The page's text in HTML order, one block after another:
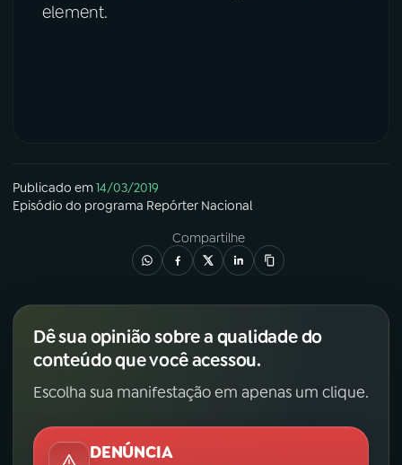
element.
Publicado em14/03/2019
Episódio do programa Repórter Nacional
Compartilhe
Dê sua opinião sobre a qualidade do
conteúdo que você acessou.
Escolha sua manifestação em apenas um clique.
DENÚNCIA